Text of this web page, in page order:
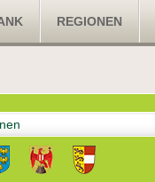
REGIONEN